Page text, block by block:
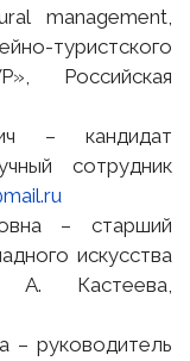
management,
туристского
Российская
– кандидат
сотрудник
– старший
искусства
Кастеева,
– руководитель